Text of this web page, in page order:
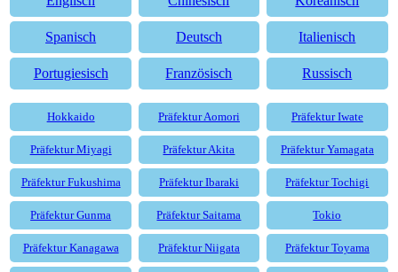
Spanisch Deutsch Italienisch
Portugiesisch Französisch Russisch
Hokkaido Präfektur Aomori Präfektur Iwate
Präfektur Miyagi Präfektur Akita Präfektur Yamagata
Präfektur Fukushima Präfektur Ibaraki Präfektur Tochigi
Präfektur Gunma Präfektur Saitama Tokio
Präfektur Kanagawa Präfektur Niigata Präfektur Toyama